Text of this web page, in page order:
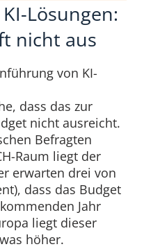
Lösungen:
nicht aus
von KI-
dass das zur
nicht ausreicht.
Befragten
Raum liegt der
erwarten drei von
dass das Budget
Jahr
liegt dieser
höher.